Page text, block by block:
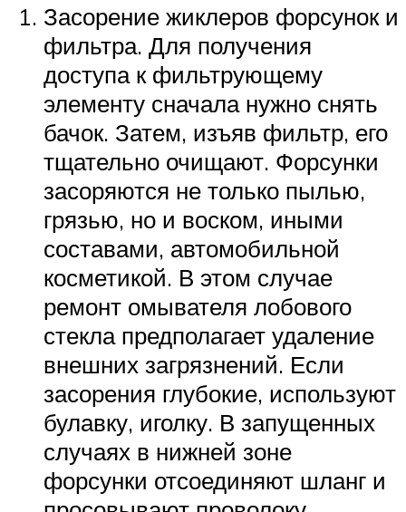
Засорение жиклеров форсунок и
фильтра. Для получения
доступа к фильтрующему
элементу сначала нужно снять
бачок. Затем, изъяв фильтр, его
тщательно очищают. Форсунки
засоряются не только пылью,
грязью, но и воском, иными
составами, автомобильной
косметикой. В этом случае
ремонт омывателя лобового
стекла предполагает удаление
внешних загрязнений. Если
засорения глубокие, используют
булавку, иголку. В запущенных
случаях в нижней зоне
форсунки отсоединяют шланг и